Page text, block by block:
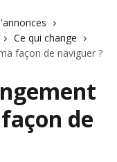
Ce qui change
façon de naviguer ?
de